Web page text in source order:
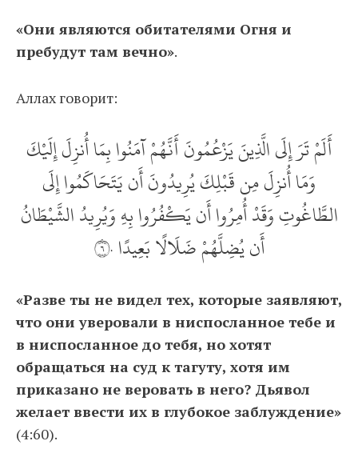
«Они являются обитателями Огня и
пребудут там вечно».
Аллах говорит:
أَلَمْ تَرَ إِلَى الَّذِينَ يَزْعُمُونَ أَنَّهُمْ آمَنُوا بِمَا أُنزِلَ إِلَيْكَ
وَمَا أُنزِلَ مِن قَبْلِكَ يُرِيدُونَ أَن يَتَحَاكَمُوا إِلَى
الطَّاغُوتِ وَقَدْ أُمِرُوا أَن يَكْفُرُوا بِهِ وَيُرِيدُ الشَّيْطَانُ
أَن يُضِلَّهُمْ ضَلَالًا بَعِيدًا ٦٠
«Разве ты не видел тех, которые заявляют,
что они уверовали в ниспосланное тебе и
в ниспосланное до тебя, но хотят
обращаться на суд к тагуту, хотя им
приказано не веровать в него? Дьявол
желает ввести их в глубокое заблуждение»
(4:60).